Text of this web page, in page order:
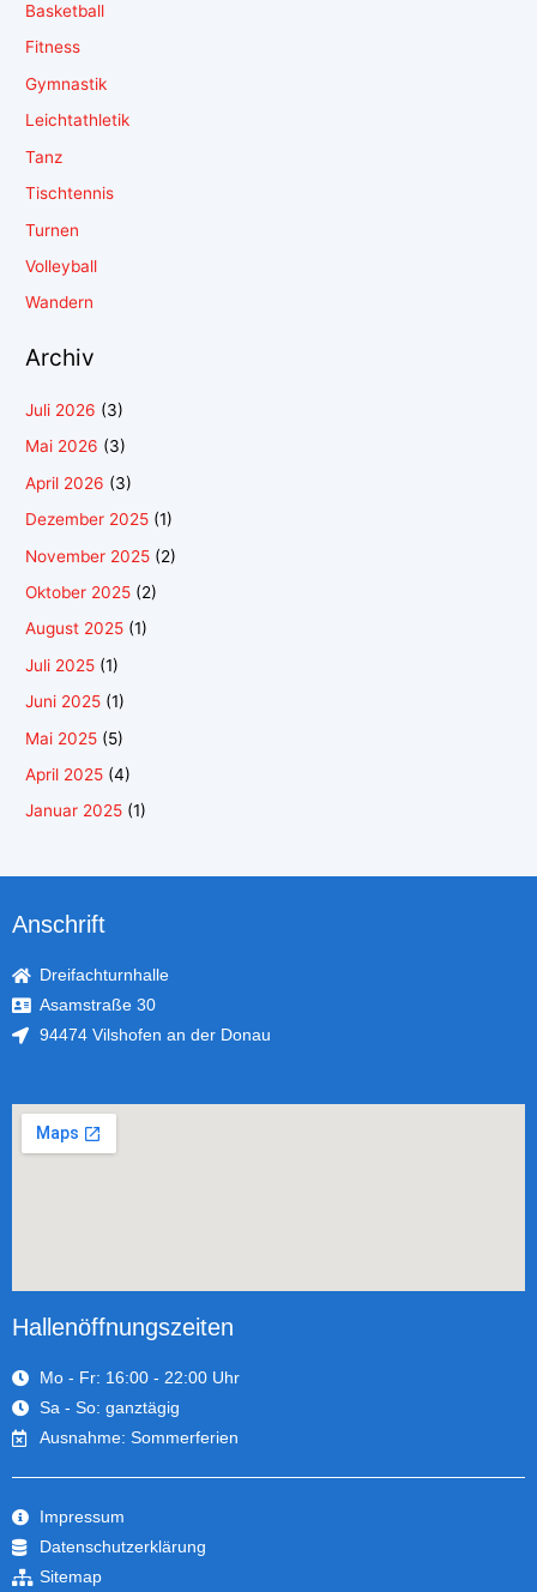
Basketball
Fitness
Gymnastik
Leichtathletik
Tanz
Tischtennis
Turnen
Volleyball
Wandern
Archiv
Juli 2026 (3)
Mai 2026 (3)
April 2026 (3)
Dezember 2025 (1)
November 2025 (2)
Oktober 2025 (2)
August 2025 (1)
Juli 2025 (1)
Juni 2025 (1)
Mai 2025 (5)
April 2025 (4)
Januar 2025 (1)
Anschrift
Dreifachturnhalle
Asamstraße 30
94474 Vilshofen an der Donau
Hallenöffnungszeiten
Mo - Fr: 16:00 - 22:00 Uhr
Sa - So: ganztägig
Ausnahme: Sommerferien
Impressum
Datenschutzerklärung
Sitemap